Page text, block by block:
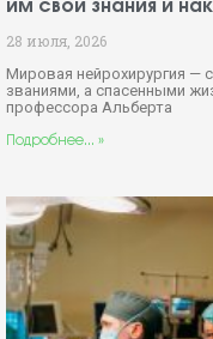
им свои знания и
28 июля, 2026
Мировая нейрохирургия —
званиями, а спасенными
профессора Альберта
Подробнее... »